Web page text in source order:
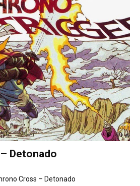
Detonado
Cross – Detonado